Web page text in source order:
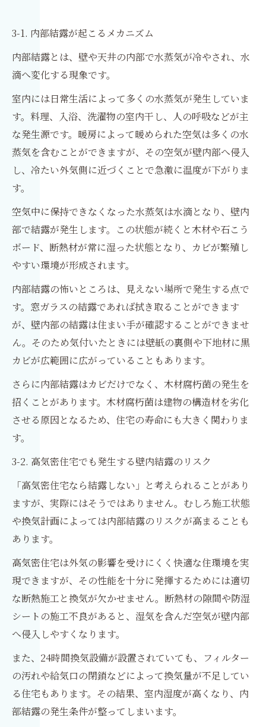
3-1. 内部結露が起こるメカニズム
内部結露とは、壁や天井の内部で水蒸気が冷やされ、水
滴へ変化する現象です。
室内には日常生活によって多くの水蒸気が発生していま
す。料理、入浴、洗濯物の室内干し、人の呼吸などが主
な発生源です。暖房によって暖められた空気は多くの水
蒸気を含むことができますが、その空気が壁内部へ侵入
し、冷たい外気側に近づくことで急激に温度が下がりま
す。
空気中に保持できなくなった水蒸気は水滴となり、壁内
部で結露が発生します。この状態が続くと木材や石こう
ボード、断熱材が常に湿った状態となり、カビが繁殖し
やすい環境が形成されます。
内部結露の怖いところは、見えない場所で発生する点で
す。窓ガラスの結露であれば拭き取ることができます
が、壁内部の結露は住まい手が確認することができませ
ん。そのため気付いたときには壁紙の裏側や下地材に黒
カビが広範囲に広がっていることもあります。
さらに内部結露はカビだけでなく、木材腐朽菌の発生を
招くことがあります。木材腐朽菌は建物の構造材を劣化
させる原因となるため、住宅の寿命にも大きく関わりま
す。
3-2. 高気密住宅でも発生する壁内結露のリスク
「高気密住宅なら結露しない」と考えられることがあり
ますが、実際にはそうではありません。むしろ施工状態
や換気計画によっては内部結露のリスクが高まることも
あります。
高気密住宅は外気の影響を受けにくく快適な住環境を実
現できますが、その性能を十分に発揮するためには適切
な断熱施工と換気が欠かせません。断熱材の隙間や防湿
シートの施工不良があると、湿気を含んだ空気が壁内部
へ侵入しやすくなります。
また、24時間換気設備が設置されていても、フィルター
の汚れや給気口の閉鎖などによって換気量が不足してい
る住宅もあります。その結果、室内湿度が高くなり、内
部結露の発生条件が整ってしまいます。